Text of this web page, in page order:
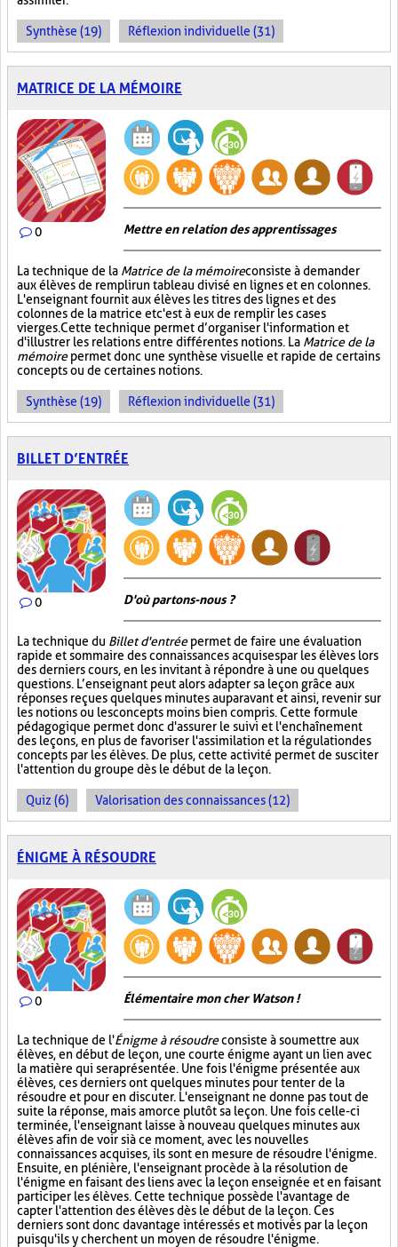
Synthèse (19) Réflexion individuelle (31)
MATRICE DE LA MÉMOIRE
0 Mettre en relation des apprentissages
La technique de la Matrice de la mémoireconsiste à demander
aux élèves de remplir un tableau divisé en lignes et en colonnes.
L'enseignant fournit aux élèves les titres des lignes et des
colonnes de la matrice et c'est à eux de remplir les cases
vierges. Cette technique permet d’organiser l'information et
d'illustrer les relations entre différentes notions. La Matrice de la
mémoirepermet donc une synthèse visuelle et rapide de certains
concepts ou de certaines notions.
Synthèse (19) Réflexion individuelle (31)
BILLET D’ENTRÉE
0 D'où partons-nous ?
La technique du Billet d'entréepermet de faire une évaluation
rapide et sommaire des connaissances acquises par les élèves lors
des derniers cours, en les invitant à répondre à une ou quelques
questions. L’enseignant peut alors adapter sa leçon grâce aux
réponses reçues quelques minutes auparavant et ainsi, revenir sur
les notions ou les concepts moins bien compris. Cette formule
pédagogique permet donc d'assurer le suivi et l'enchaînement
des leçons, en plus de favoriser l'assimilation et la régulation des
concepts par les élèves. De plus, cette activité permet de susciter
l'attention du groupe dès le début de la leçon.
Quiz (6) Valorisation des connaissances (12)
ÉNIGME À RÉSOUDRE
0 Élémentaire mon cher Watson !
La technique de l'Énigme à résoudreconsiste à soumettre aux
élèves, en début de leçon, une courte énigme ayant un lien avec
la matière qui sera présentée. Une fois l'énigme présentée aux
élèves, ces derniers ont quelques minutes pour tenter de la
résoudre et pour en discuter. L'enseignant ne donne pas tout de
suite la réponse, mais amorce plutôt sa leçon. Une fois celle-ci
terminée, l'enseignant laisse à nouveau quelques minutes aux
élèves afin de voir si à ce moment, avec les nouvelles
connaissances acquises, ils sont en mesure de résoudre l'énigme.
Ensuite, en plénière, l'enseignant procède à la résolution de
l'énigme en faisant des liens avec la leçon enseignée et en faisant
participer les élèves. Cette technique possède l'avantage de
capter l'attention des élèves dès le début de la leçon. Ces
derniers sont donc davantage intéressés et motivés par la leçon
puisqu'ils y cherchent un moyen de résoudre l'énigme.